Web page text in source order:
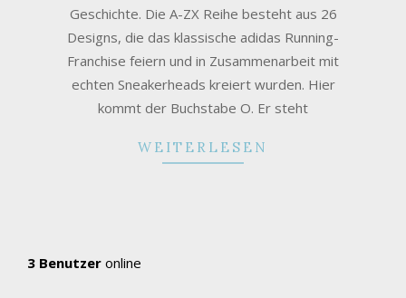
Geschichte. Die A-ZX Reihe besteht aus 26
Designs, die das klassische adidas Running-
Franchise feiern und in Zusammenarbeit mit
echten Sneakerheads kreiert wurden. Hier
kommt der Buchstabe O. Er steht
WEITERLESEN
3 Benutzer online